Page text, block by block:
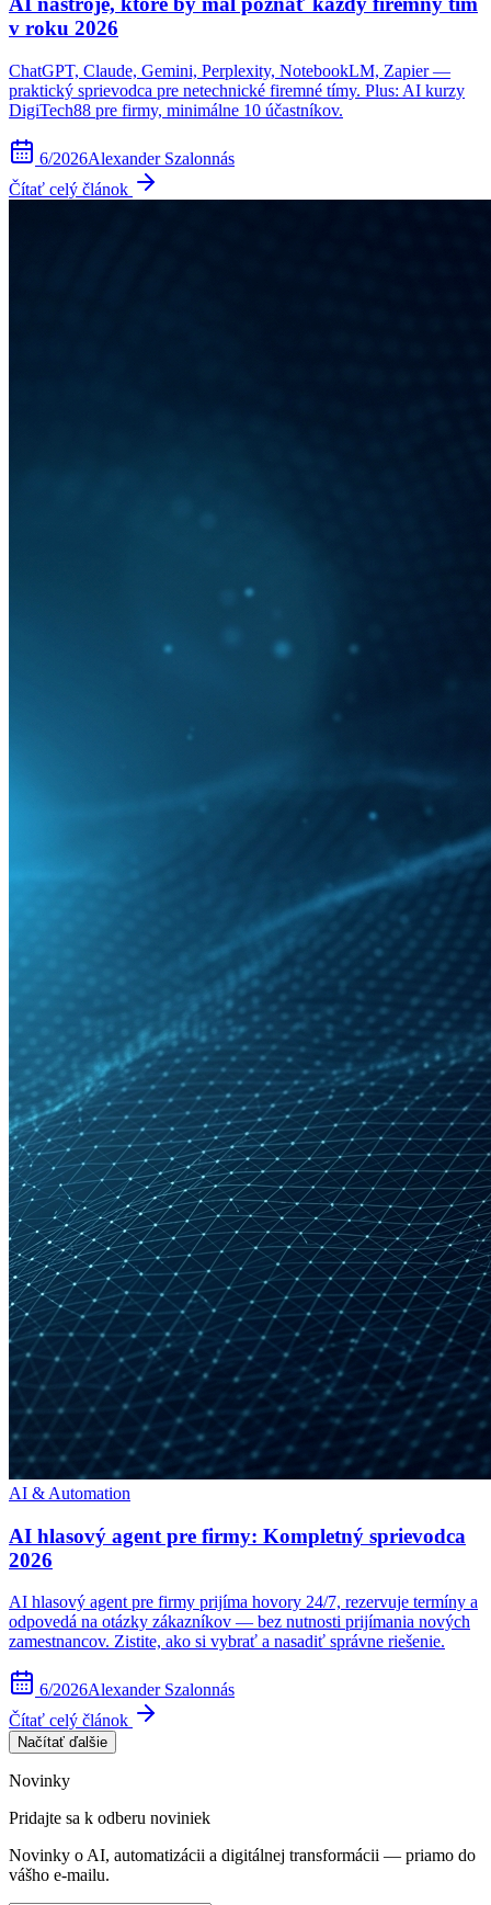
v roku 2026
ChatGPT, Claude, Gemini, Perplexity, NotebookLM, Zapier —
praktický sprievodca pre netechnické firemné tímy. Plus: AI kurzy
DigiTech88 pre firmy, minimálne 10 účastníkov.
6/2026Alexander Szalonnás
Čítať celý článok
AI & Automation
AI hlasový agent pre firmy: Kompletný sprievodca
2026
AI hlasový agent pre firmy prijíma hovory 24/7, rezervuje termíny a
odpovedá na otázky zákazníkov — bez nutnosti prijímania nových
zamestnancov. Zistite, ako si vybrať a nasadiť správne riešenie.
6/2026Alexander Szalonnás
Čítať celý článok
Načítať ďalšie
Novinky
Pridajte sa k odberu noviniek
Novinky o AI, automatizácii a digitálnej transformácii — priamo do
vášho e-mailu.